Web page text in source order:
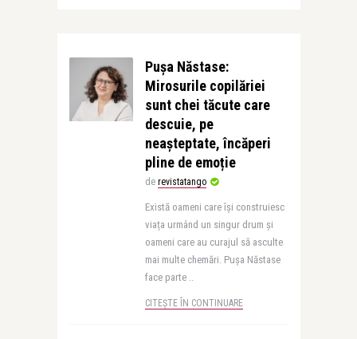
Pușa Năstase:
Mirosurile copilăriei
sunt chei tăcute care
descuie, pe
neașteptate, încăperi
pline de emoție
de revistatango
Există oameni care își construiesc
viața urmând un singur drum și
oameni care au curajul să asculte
mai multe chemări. Pușa Năstase
face parte ..
CITEȘTE ÎN CONTINUARE